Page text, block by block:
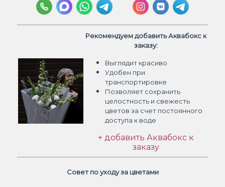
Рекомендуем добавить Аквабокс к
заказу:
Выглядит красиво
Удобен при
транспортировке
Позволяет сохранить
целостность и свежесть
цветов за счет постоянного
доступа к воде
+ добавить Аквабокс к
заказу
Совет по уходу за цветами